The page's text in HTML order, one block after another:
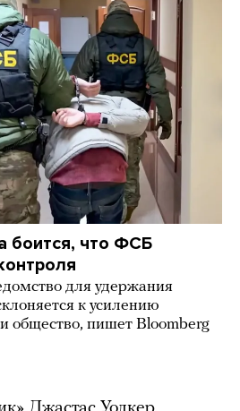
боится, что ФСБ
для удержания
к усилению
общество, пишет Bloomberg